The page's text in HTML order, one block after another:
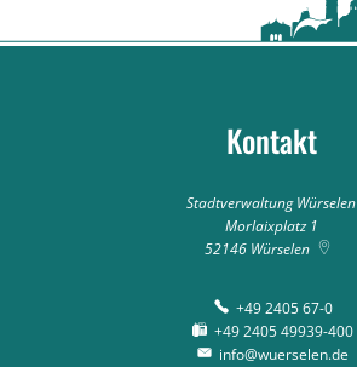
Kontakt
Stadtverwaltung Würselen
Morlaixplatz 1
52146 Würselen
+49 2405 67-0
+49 2405 49939-400
info@wuerselen.de